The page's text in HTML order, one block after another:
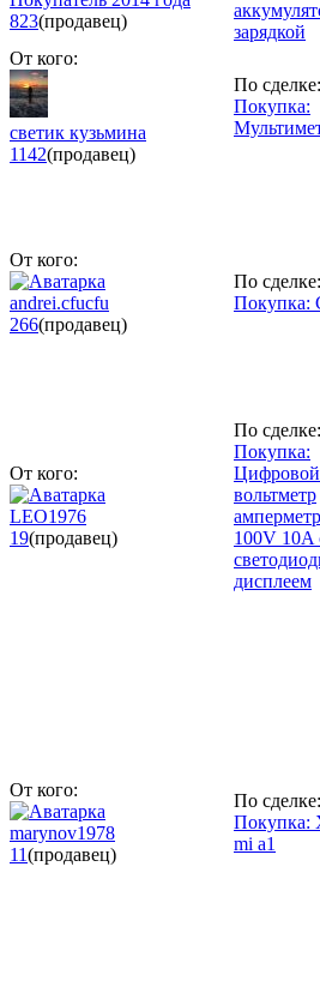
823(продавец)
зарядкой
От кого:
светик кузьмина
1142(продавец)
По сделке:
Покупка:
От кого:
andrei.cfucfu
266(продавец)
По сделке:
Покупка:
От кого:
LEO1976
19(продавец)
По сделке:
Покупка:
Цифровой
вольтметр
100V 10A
дисплеем
От кого:
marynov1978
11(продавец)
По сделке:
Покупка:
mi a1